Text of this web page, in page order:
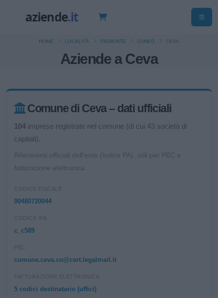
Aziende a Ceva
HOME LOCALITÀ PIEMONTE CUNEO CEVA
Comune di Ceva – dati ufficiali
104 imprese registrate nel comune (di cui 43 società di
capitali).
Riferimenti ufficiali dell'ente (Indice PA), utili per PEC e
fatturazione elettronica.
CODICE FISCALE
00480720044
CODICE IPA
c_c589
PEC
comune.ceva.cn@cert.legalmail.it
FATTURAZIONE ELETTRONICA
5 codici destinatario (uffici)